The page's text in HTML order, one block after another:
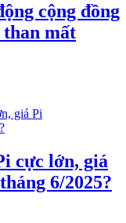
cộng đồng
mất
cực lớn, giá
6/2025?